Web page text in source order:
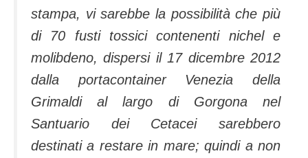
stampa, vi sarebbe la possibilità che più
di 70 fusti tossici contenenti nichel e
molibdeno, dispersi il 17 dicembre 2012
dalla portacontainer Venezia della
Grimaldi al largo di Gorgona nel
Santuario dei Cetacei sarebbero
destinati a restare in mare; quindi a non